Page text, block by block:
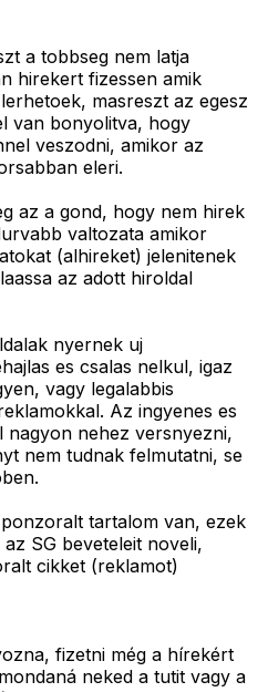
a tobbseg nem latja
hirekert fizessen amik
masreszt az egesz
van bonyolitva, hogy
veszodni, amikor az
eleri.
az a gond, hogy nem hirek
valtozata amikor
(alhireket) jelenitenek
az adott hiroldal
nyernek uj
es csalas nelkul, igaz
vagy legalabbis
Az ingyenes es
nehez versnyezni,
nem tudnak felmutatni, se
tartalom van, ezek
SG beveteleit noveli,
cikket (reklamot)
fizetni még a hírekért
neked a tutit vagy a